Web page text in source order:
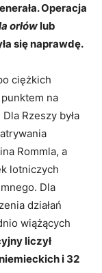
Operacja
orłówlub
się naprawdę.
ciężkich
na
Rzeszy była
Rommla, a
lotniczych
Dla
działań
wiążących
liczył
i 32